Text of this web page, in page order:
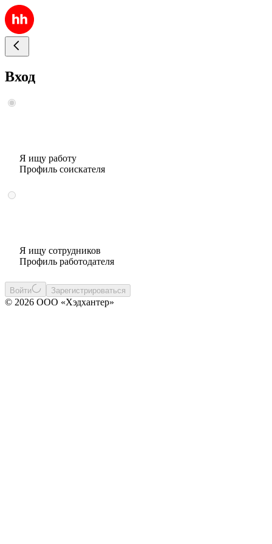
Вход
Я ищу работу
Профиль соискателя
Я ищу сотрудников
Профиль работодателя
Войти Зарегистрироваться
© 2026 ООО «Хэдхантер»